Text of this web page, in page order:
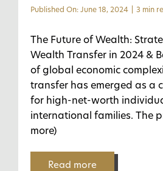
Published On: June 18, 2024 3 min
The Future of Wealth:
Wealth Transfer in 2024 &
of global economic
transfer has emerged as a
for high-net-worth
international families. The
more)
Read more